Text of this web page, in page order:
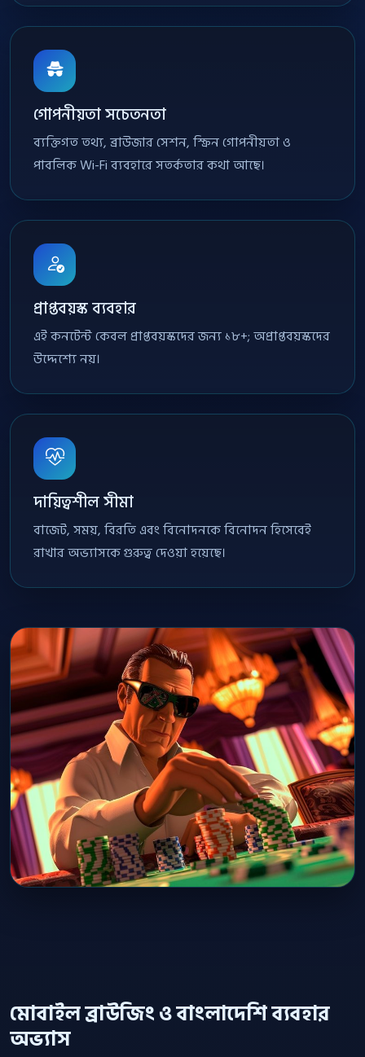
গোপনীয়তা সচেতনতা
ব্যক্তিগত তথ্য, ব্রাউজার সেশন, স্ক্রিন গোপনীয়তা ও
পাবলিক Wi-Fi ব্যবহারে সতর্কতার কথা আছে।
প্রাপ্তবয়স্ক ব্যবহার
এই কনটেন্ট কেবল প্রাপ্তবয়স্কদের জন্য ১৮+; অপ্রাপ্তবয়স্কদের
উদ্দেশ্যে নয়।
দায়িত্বশীল সীমা
বাজেট, সময়, বিরতি এবং বিনোদনকে বিনোদন হিসেবেই
রাখার অভ্যাসকে গুরুত্ব দেওয়া হয়েছে।
মোবাইল ব্রাউজিং ও বাংলাদেশি ব্যবহার
অভ্যাস